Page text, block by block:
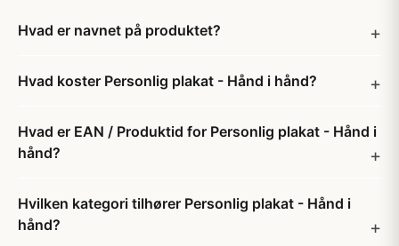
Hvad er navnet på produktet?
Hvad koster Personlig plakat - Hånd i hånd?
Hvad er EAN / Produktid for Personlig plakat - Hånd i
hånd?
Hvilken kategori tilhører Personlig plakat - Hånd i
hånd?